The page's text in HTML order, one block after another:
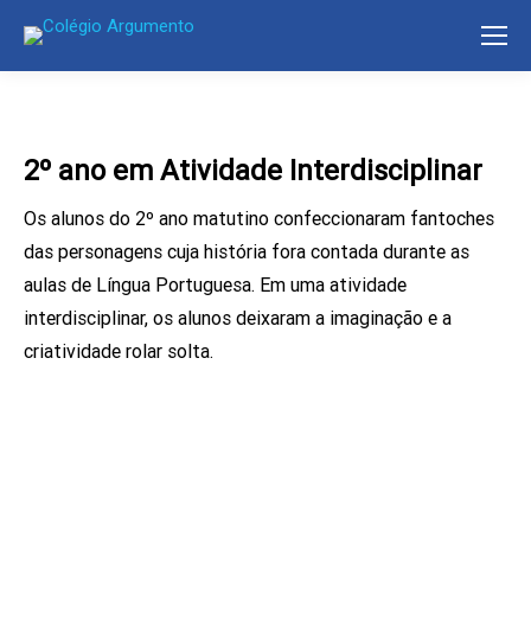
2º ano em Atividade Interdisciplinar
Os alunos do 2º ano matutino confeccionaram fantoches
das personagens cuja história fora contada durante as
aulas de Língua Portuguesa. Em uma atividade
interdisciplinar, os alunos deixaram a imaginação e a
criatividade rolar solta.